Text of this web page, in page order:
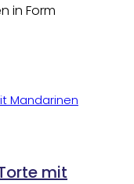
in Form
mit